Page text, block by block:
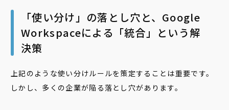
「使い分け」の落とし穴と、Google
Workspaceによる「統合」という解
決策
上記のような使い分けルールを策定することは重要です。
しかし、多くの企業が陥る落とし穴があります。